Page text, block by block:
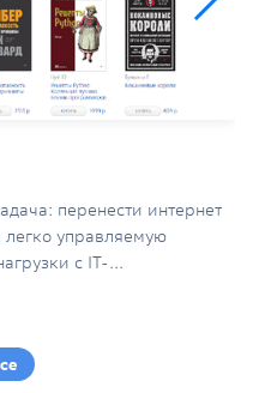
перенести интернет
легко управляемую
с IT-...